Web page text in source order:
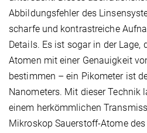
Abbildungsfehler des
scharfe und kontrastreiche
Details. Es ist sogar in der Lage,
Atomen mit einer Genauigkeit
bestimmen – ein Pikometer ist
Nanometers. Mit dieser Technik
einem herkömmlichen
Mikroskop Sauerstoff-Atome